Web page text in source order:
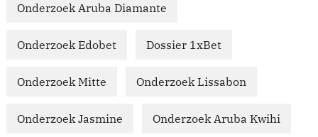
Onderzoek Aruba Diamante
Onderzoek Edobet Dossier 1xBet
Onderzoek Mitte Onderzoek Lissabon
Onderzoek Jasmine Onderzoek Aruba Kwihi